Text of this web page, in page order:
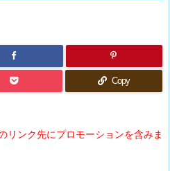
Copy
リンク先にプロモーションを含みま